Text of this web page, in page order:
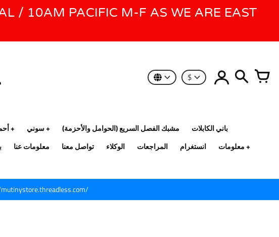
LA/ 10AM PACIFIC M-F AS WE ARE EAST
$
سوني مشبك الفصل السريع (الحوامل والأحزمة)
باني الكابلات
معلومات عنا تواصل معنا الوكلاء المراجعات انستغرام
معلومات
mutinystore.threadless.com/